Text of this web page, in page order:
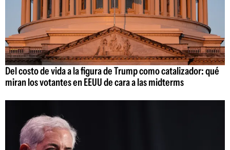
Del costo de vida a la figura de Trump como catalizador: qué
miran los votantes en EEUU de cara a las midterms